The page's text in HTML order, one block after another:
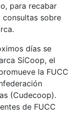
para recabar
sobre
días se
SíCoop, el
la FUCC
(Cudecoop).
de FUCC